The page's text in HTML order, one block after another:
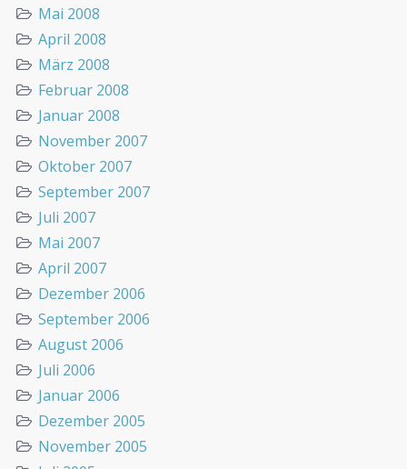
Mai 2008
April 2008
März 2008
Februar 2008
Januar 2008
November 2007
Oktober 2007
September 2007
Juli 2007
Mai 2007
April 2007
Dezember 2006
September 2006
August 2006
Juli 2006
Januar 2006
Dezember 2005
November 2005